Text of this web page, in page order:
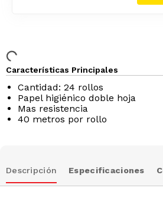
Características Principales
Cantidad: 24 rollos
Papel higiénico doble hoja
Mas resistencia
40 metros por rollo
Descripción Especificaciones